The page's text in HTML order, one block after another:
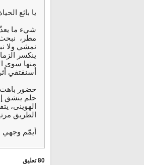
يا بائع
شيء ما
مطر، نبحث
نمشي ولا
ينكسر
منها سوى
أسنقتفي
حضور باهت
حلم ينشق
الهوينى،
الطريق
أيمّم
80 تعليق